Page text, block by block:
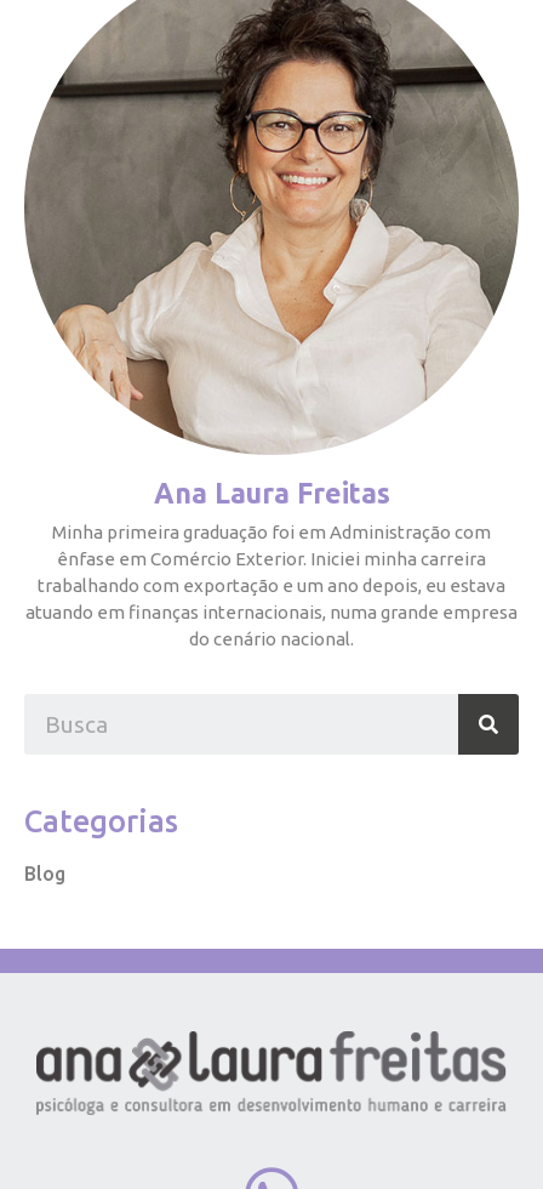
Ana Laura Freitas
Minha primeira graduação foi em Administração com
ênfase em Comércio Exterior. Iniciei minha carreira
trabalhando com exportação e um ano depois, eu estava
atuando em finanças internacionais, numa grande empresa
do cenário nacional.
Categorias
Blog